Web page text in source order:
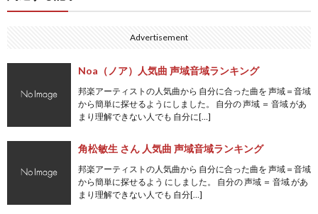
Advertisement
Noa（ノア）人気曲 声域音域ランキング
邦楽アーティストの人気曲から 自分に合った曲を 声域＝音域
から簡単に探せるようにしました。 自分の 声域 ＝ 音域 があ
まり理解できない人でも 自分に[…]
角松敏生 さん 人気曲 声域音域ランキング
邦楽アーティストの人気曲から 自分に合った曲を 声域＝音域
から簡単に探せるよう にしました。 自分の 声域 ＝ 音域 があ
まり理解できない人でも 自分[…]